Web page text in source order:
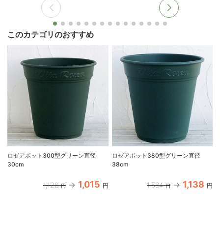
このカテゴリのおすすめ
ロゼアポット300型グリーン直径
30cm
1,128 円 1,015 円
ロゼアポット380型グリーン直径
38cm
1,584 円 1,138 円